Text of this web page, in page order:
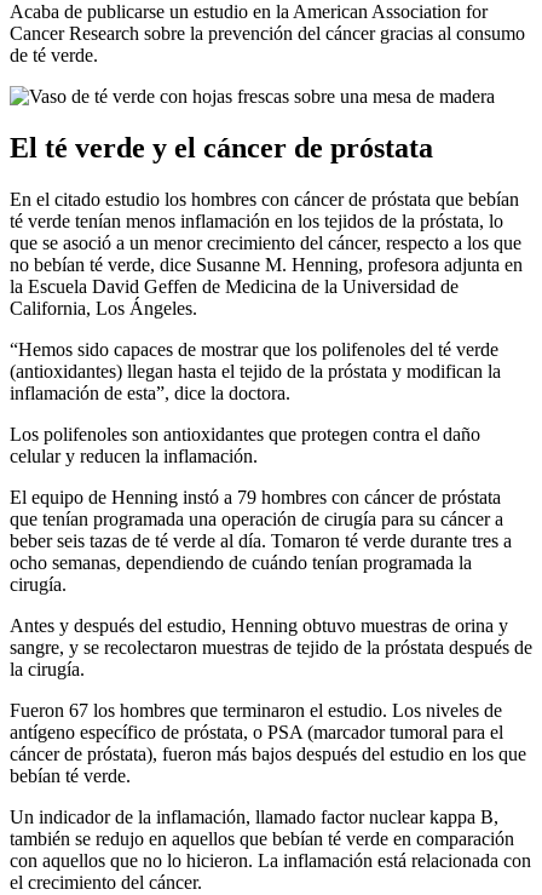
Acaba de publicarse un estudio en la American Association for
Cancer Research sobre la prevención del cáncer gracias al consumo
de té verde.
El té verde y el cáncer de próstata
En el citado estudio los hombres con cáncer de próstata que bebían
té verde tenían menos inflamación en los tejidos de la próstata, lo
que se asoció a un menor crecimiento del cáncer, respecto a los que
no bebían té verde, dice Susanne M. Henning, profesora adjunta en
la Escuela David Geffen de Medicina de la Universidad de
California, Los Ángeles.
“Hemos sido capaces de mostrar que los polifenoles del té verde
(antioxidantes) llegan hasta el tejido de la próstata y modifican la
inflamación de esta”, dice la doctora.
Los polifenoles son antioxidantes que protegen contra el daño
celular y reducen la inflamación.
El equipo de Henning instó a 79 hombres con cáncer de próstata
que tenían programada una operación de cirugía para su cáncer a
beber seis tazas de té verde al día. Tomaron té verde durante tres a
ocho semanas, dependiendo de cuándo tenían programada la
cirugía.
Antes y después del estudio, Henning obtuvo muestras de orina y
sangre, y se recolectaron muestras de tejido de la próstata después de
la cirugía.
Fueron 67 los hombres que terminaron el estudio. Los niveles de
antígeno específico de próstata, o PSA (marcador tumoral para el
cáncer de próstata), fueron más bajos después del estudio en los que
bebían té verde.
Un indicador de la inflamación, llamado factor nuclear kappa B,
también se redujo en aquellos que bebían té verde en comparación
con aquellos que no lo hicieron. La inflamación está relacionada con
el crecimiento del cáncer.